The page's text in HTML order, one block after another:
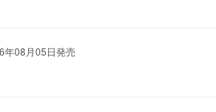
年08月05日発売